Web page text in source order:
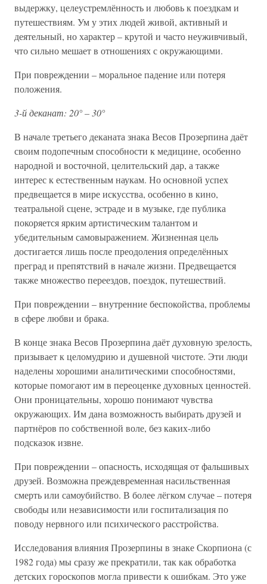
выдержку, целеустремлённость и любовь к поездкам и
путешествиям. Ум у этих людей живой, активный и
деятельный, но характер – крутой и часто неуживчивый,
что сильно мешает в отношениях с окружающими.
При повреждении – моральное падение или потеря
положения.
3-й деканат: 20° – 30°
В начале третьего деканата знака Весов Прозерпина даёт
своим подопечным способности к медицине, особенно
народной и восточной, целительский дар, а также
интерес к естественным наукам. Но основной успех
предвещается в мире искусства, особенно в кино,
театральной сцене, эстраде и в музыке, где публика
покоряется ярким артистическим талантом и
убедительным самовыражением. Жизненная цель
достигается лишь после преодоления определённых
преград и препятствий в начале жизни. Предвещается
также множество переездов, поездок, путешествий.
При повреждении – внутренние беспокойства, проблемы
в сфере любви и брака.
В конце знака Весов Прозерпина даёт духовную зрелость,
призывает к целомудрию и душевной чистоте. Эти люди
наделены хорошими аналитическими способностями,
которые помогают им в переоценке духовных ценностей.
Они проницательны, хорошо понимают чувства
окружающих. Им дана возможность выбирать друзей и
партнёров по собственной воле, без каких-либо
подсказок извне.
При повреждении – опасность, исходящая от фальшивых
друзей. Возможна преждевременная насильственная
смерть или самоубийство. В более лёгком случае – потеря
свободы или независимости или госпитализация по
поводу нервного или психического расстройства.
Исследования влияния Прозерпины в знаке Скорпиона (с
1982 года) мы сразу же прекратили, так как обработка
детских гороскопов могла привести к ошибкам. Это уже